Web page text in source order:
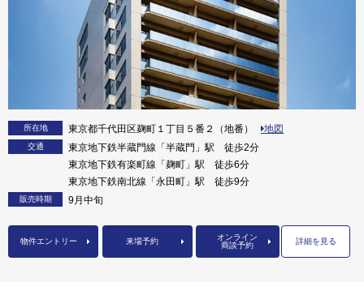
所在地 東京都千代田区麹町１丁目５番２（地番） 地図
交通
東京地下鉄半蔵門線「半蔵門」駅 徒歩2分
東京地下鉄有楽町線「麹町」駅 徒歩6分
東京地下鉄南北線「永田町」駅 徒歩9分
販売時期 9月中旬
物件エントリー 来場予約
オンライン
商談予約
詳細を見る